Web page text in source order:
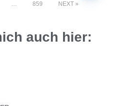
… 859 NEXT
auch hier: